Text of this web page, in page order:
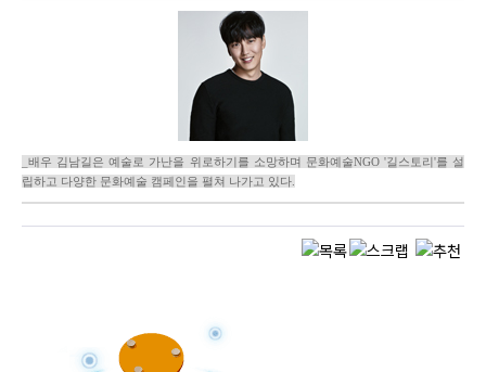
_배우 김남길은 예술로 가난을 위로하기를 소망하며 문화예술NGO '길스토리'를 설
립하고 다양한 문화예술 캠페인을 펼쳐 나가고 있다.